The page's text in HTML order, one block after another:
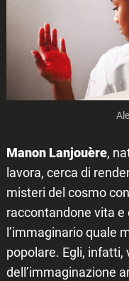
Manon Lanjouère,
lavora, cerca di
misteri del cosmo
raccontandone vita
l’immaginario quale
popolare. Egli, infatti,
dell’immaginazione